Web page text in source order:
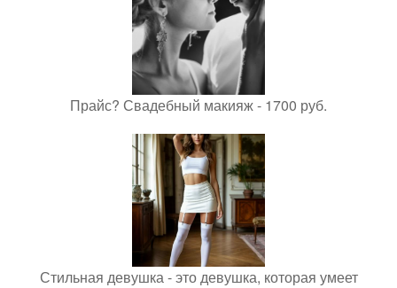
Прайс? Свадебный макияж - 1700 руб.
Стильная девушка - это девушка, которая умеет